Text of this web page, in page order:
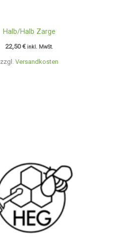
zzgl. Versandkosten
Halb/Halb Zarge
22,50€ inkl. MwSt.